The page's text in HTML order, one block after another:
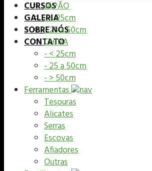
CURSOS
GALERIA
SOBRE NÓS
CONTATO
JAPÃO
- < 25cm
- 25 a 50cm
CHINA
- < 25cm
- 25 a 50cm
- > 50cm
Ferramentas
Tesouras
Alicates
Serras
Escovas
Afiadores
Outras